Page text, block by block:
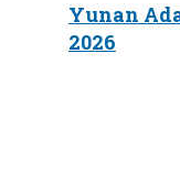
Yunan
2026